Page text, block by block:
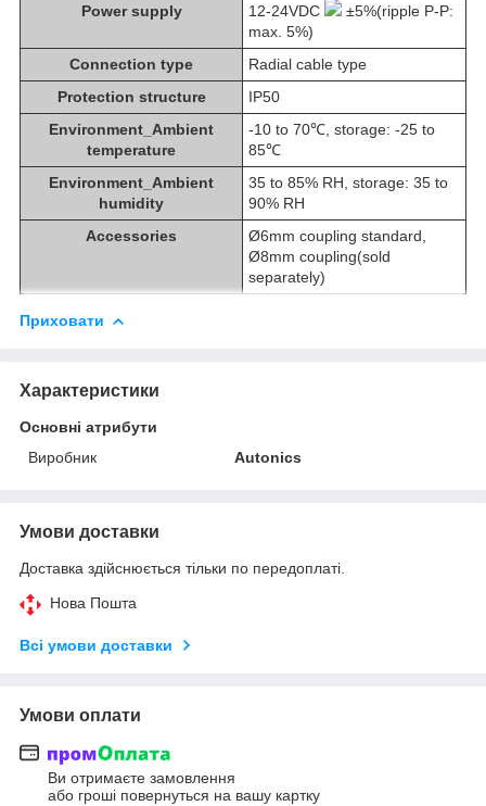
Power supply
12-24VDC
±5%(ripple P-P:
max. 5%)
Connection type
Radial cable type
Protection structure
IP50
Environment_Ambient
temperature
-10 to 70℃, storage: -25 to
85℃
Environment_Ambient
humidity
35 to 85% RH, storage: 35 to
90% RH
Accessories
Ø6mm coupling standard,
Ø8mm coupling(sold
separately)
Приховати
Характеристики
Основні атрибути
Виробник
Autonics
Умови доставки
Доставка здійснюється тільки по передоплаті.
Нова Пошта
Всі умови доставки
Умови оплати
Ви отримаєте замовлення
або гроші повернуться на вашу картку